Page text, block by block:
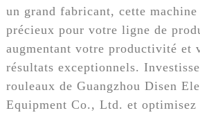
un grand fabricant, cette
précieux pour votre ligne de
augmentant votre productivité et
résultats exceptionnels.
rouleaux de Guangzhou Disen
Equipment Co., Ltd. et optimisez